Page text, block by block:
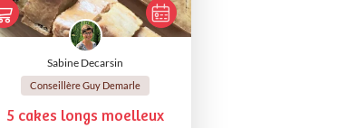
Sabine Decarsin
Conseillère Guy Demarle
5 cakes longs moelleux